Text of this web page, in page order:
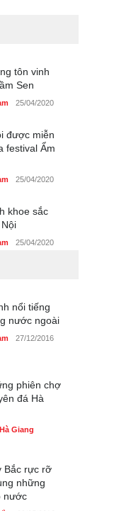
tôn vinh
Sen
25/04/2020
được miễn
festival Ẩm
25/04/2020
khoe sắc
25/04/2020
24/04/2020
có nhà
tự lái đầu
Móng Cái
24/04/2020
gỗ dài
‘xóa sổ’
nổi tiếng
nước ngoài
27/12/2016
phiên chợ
đá Hà
Giang
Bắc rực rỡ
những
nước